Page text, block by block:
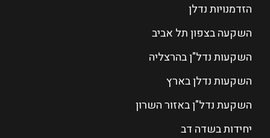
הזדמנויות נדלן
השקעה בצפון תל אביב
השקעות נדל"ן בהרצליה
השקעות נדלן בארץ
השקעת נדל"ן באזור השרון
יחידות בשדה דב